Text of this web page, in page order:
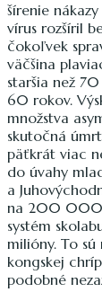
šírenie
vírus rozšíril
čokoľvek
väčšina
staršia než
60 rokov.
množstva
skutočná
päťkrát viac
do úvahy
a
na 200 000
systém
milióny. To
kongskej
podobné